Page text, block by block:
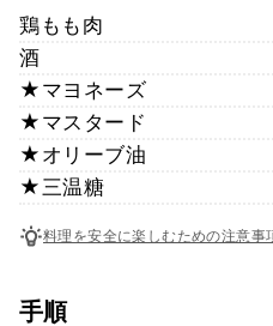
鶏もも肉
酒
★マヨネーズ
★マスタード
★オリーブ油
★三温糖
料理を安全に楽しむための注意事
手順